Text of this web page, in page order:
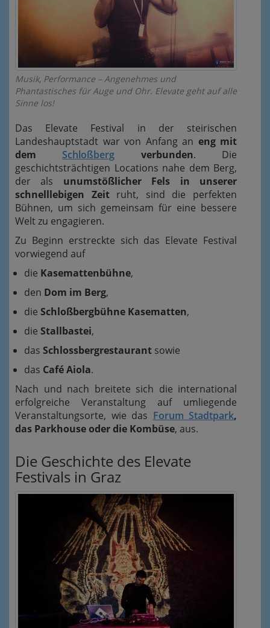
Musik, Performance – Angenehmes und
Phantastisches für Auge und Ohr. Elevate geht auf alle
Sinne los!
Das Elevate Festival in der steirischen
Landeshauptstadt war von Anfang an eng mit
dem Schloßberg verbunden. Die
geschichtsträchtigen Locations nahe dem Berg,
der als unumstößlicher Fels in unserer
schnelllebigen Zeitruht, sind die perfekten
Bühnen, um sich gemeinsam für eine bessere
Welt zu engagieren.
Zu Beginn erstreckte sich das Elevate Festival
vorwiegend auf
die Kasemattenbühne,
den Dom im Berg,
die Schloßbergbühne Kasematten,
die Stallbastei,
das Schlossbergrestaurant sowie
das Café Aiola.
Nach und nach breitete sich die international
erfolgreiche Veranstaltung auf umliegende
Veranstaltungsorte, wie das Forum Stadtpark,
das Parkhouse oder die Kombüse, aus.
Die Geschichte des Elevate
Festivals in Graz